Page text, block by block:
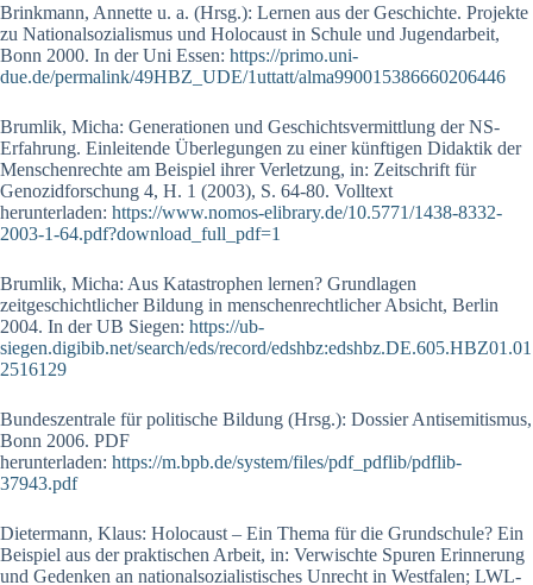
Brinkmann, Annette u. a. (Hrsg.): Lernen aus der Geschichte. Projekte
zu Nationalsozialismus und Holocaust in Schule und Jugendarbeit,
Bonn 2000. In der Uni Essen: https://primo.uni-
due.de/permalink/49HBZ_UDE/1uttatt/alma990015386660206446
Brumlik, Micha: Generationen und Geschichtsvermittlung der NS-
Erfahrung. Einleitende Überlegungen zu einer künftigen Didaktik der
Menschenrechte am Beispiel ihrer Verletzung, in: Zeitschrift für
Genozidforschung 4, H. 1 (2003), S. 64-80. Volltext
herunterladen: https://www.nomos-elibrary.de/10.5771/1438-8332-
2003-1-64.pdf?download_full_pdf=1
Brumlik, Micha: Aus Katastrophen lernen? Grundlagen
zeitgeschichtlicher Bildung in menschenrechtlicher Absicht, Berlin
2004. In der UB Siegen: https://ub-
siegen.digibib.net/search/eds/record/edshbz:edshbz.DE.605.HBZ01.01
2516129
Bundeszentrale für politische Bildung (Hrsg.): Dossier Antisemitismus,
Bonn 2006. PDF
herunterladen: https://m.bpb.de/system/files/pdf_pdflib/pdflib-
37943.pdf
Dietermann, Klaus: Holocaust – Ein Thema für die Grundschule? Ein
Beispiel aus der praktischen Arbeit, in: Verwischte Spuren Erinnerung
und Gedenken an nationalsozialistisches Unrecht in Westfalen; LWL-